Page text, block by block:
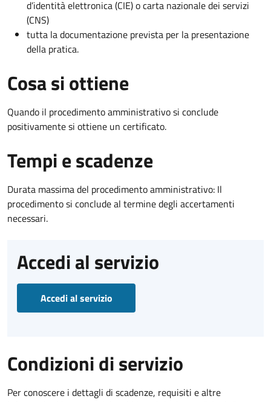
d’identità elettronica (CIE) o carta nazionale dei servizi
(CNS)
tutta la documentazione prevista per la presentazione
della pratica.
Cosa si ottiene
Quando il procedimento amministrativo si conclude
positivamente si ottiene un certificato.
Tempi e scadenze
Durata massima del procedimento amministrativo: Il
procedimento si conclude al termine degli accertamenti
necessari.
Accedi al servizio
Accedi al servizio
Condizioni di servizio
Per conoscere i dettagli di scadenze, requisiti e altre